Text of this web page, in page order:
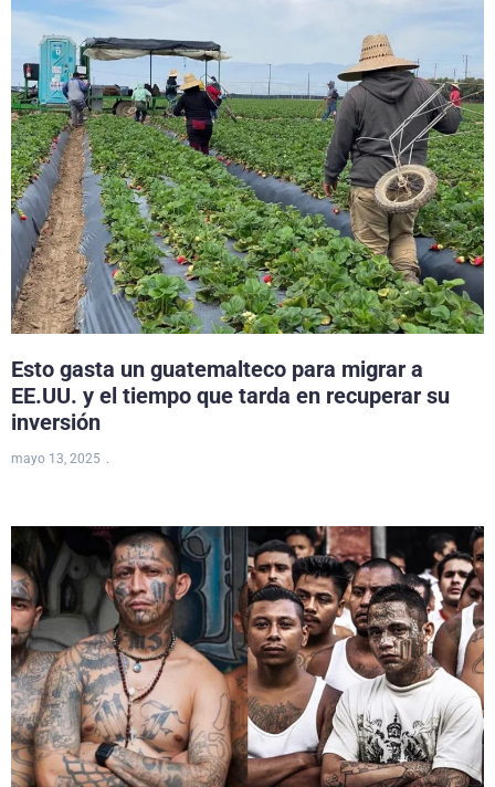
Esto gasta un guatemalteco para migrar a
EE.UU. y el tiempo que tarda en recuperar su
inversión
mayo 13, 2025